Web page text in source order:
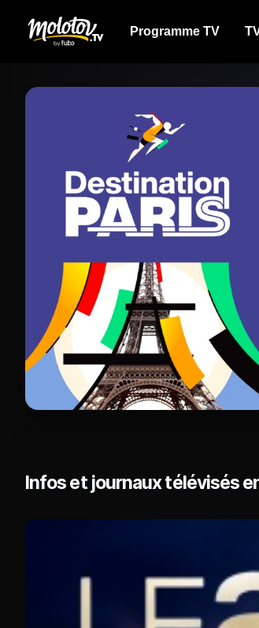
Programme TV
Infos et journaux télévisés